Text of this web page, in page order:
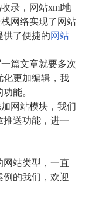
录， 网站xml地
网络实现了网站
供了便捷的网站
篇文章就要多次
化更加编辑，我
能。
网站模块，我们
推送功能，进一
网站类型，一直
的我们，欢迎